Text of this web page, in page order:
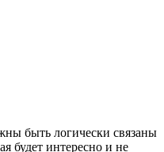
быть логически связаны
будет интересно и не